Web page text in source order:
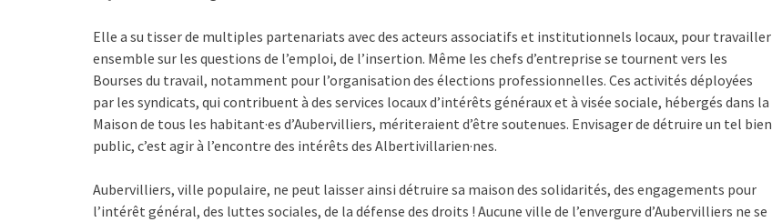
Elle a su tisser de multiples partenariats avec des acteurs associatifs et institutionnels locaux, pour travailler
ensemble sur les questions de l’emploi, de l’insertion. Même les chefs d’entreprise se tournent vers les
Bourses du travail, notamment pour l’organisation des élections professionnelles. Ces activités déployées
par les syndicats, qui contribuent à des services locaux d’intérêts généraux et à visée sociale, hébergés dans la
Maison de tous les habitant·es d’Aubervilliers, mériteraient d’être soutenues. Envisager de détruire un tel bien
public, c’est agir à l’encontre des intérêts des Albertivillarien·nes.
Aubervilliers, ville populaire, ne peut laisser ainsi détruire sa maison des solidarités, des engagements pour
l’intérêt général, des luttes sociales, de la défense des droits ! Aucune ville de l’envergure d’Aubervilliers ne se